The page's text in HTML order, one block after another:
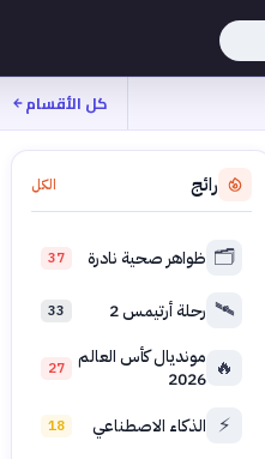
كل الأقسام
رائج الكل
🗂️ ظواهر صحية نادرة 37
🛰️ رحلة أرتيمس 2 33
🔥 مونديال كأس العالم
2026
27
⚡ الذكاء الاصطناعي 18